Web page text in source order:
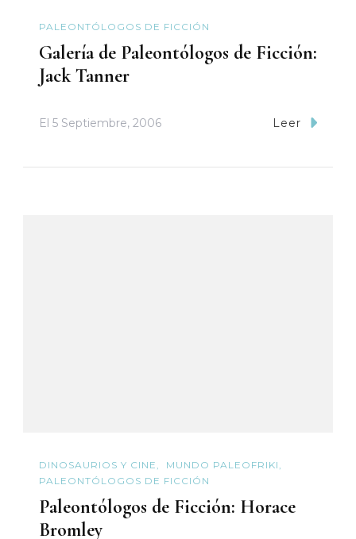
PALEONTÓLOGOS DE FICCIÓN
Galería de Paleontólogos de Ficción:
Jack Tanner
El 5 Septiembre, 2006 Leer
DINOSAURIOS Y CINE
MUNDO PALEOFRIKI
PALEONTÓLOGOS DE FICCIÓN
Paleontólogos de Ficción: Horace
Bromley